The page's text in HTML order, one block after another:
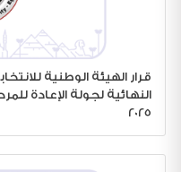
النهائية لجولة الإعادة
2025